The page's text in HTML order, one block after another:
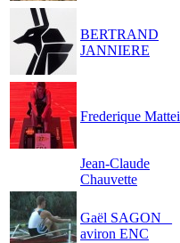
BERTRAND
JANNIERE
Frederique Mattei
Jean-Claude
Chauvette
Gaël SAGON _
aviron ENC